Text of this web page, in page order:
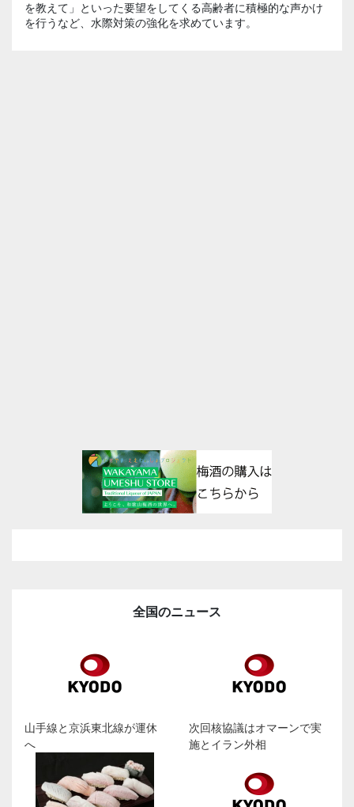
を教えて」といった要望をしてくる高齢者に積極的な声かけ
を行うなど、水際対策の強化を求めています。
全国のニュース
山手線と京浜東北線が運休
へ
次回核協議はオマーンで実
施とイラン外相